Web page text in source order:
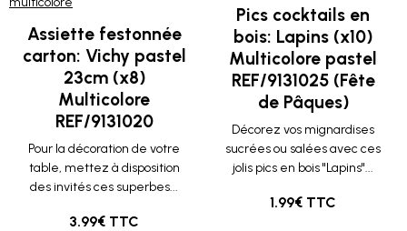
Assiette festonnée
carton: Vichy pastel
23cm (x8)
Multicolore
REF/9131020
Pour la décoration de votre
table, mettez à disposition
des invités ces superbes...
3.99€ TTC
Pics cocktails en
bois: Lapins (x10)
Multicolore pastel
REF/9131025 (Fête
de Pâques)
Décorez vos mignardises
sucrées ou salées avec ces
jolis pics en bois "Lapins"...
1.99€ TTC